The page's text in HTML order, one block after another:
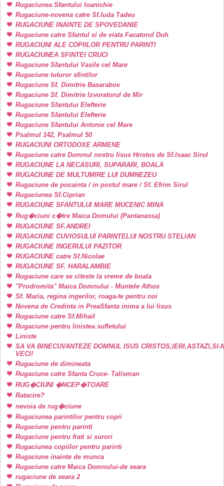
Rugaciunea Sfantului Ioanichie
Rugaciune-novena catre Sf.Iuda Tadeu
RUGACIUNE INAINTE DE SPOVEDANIE
Rugaciune catre Sfantul si de viata Facatorul Duh
RUGACIUNI ALE COPIILOR PENTRU PARINTI
RUGACIUNEA SFINTEI CRUCI
Rugaciune Sfantului Vasile cel Mare
Rugaciune tuturor sfintilor
Rugaciune Sf. Dimitrie Basarabov
Rugaciune Sf. Dimitrie Izvoratorul de Mir
Rugaciune Sfantului Elefterie
Rugaciune Sfantului Elefterie
Rugaciune Sfantului Antonie cel Mare
Psalmul 142, Psalmul 50
RUGACIUNI ORTODOXE ARMENE
Rugaciune catre Domnul nostru Iisus Hristos de Sf.Isaac Sirul
RUGACIUNE LA NECASURI, SUPARARI, BOALA
RUGACIUNE DE MULTUMIRE LUI DUMNEZEU
Rugaciune de pocainta / in postul mare / Sf. Efrim Sirul
Rugaciunea Sf.Ciprian
RUGACIUNE SFANTULUI MARE MUCENIC MINA
Rug�ciuni c�tre Maica Domului (Pantanassa)
RUGACIUNE SF.ANDREI
RUGACIUNE CUVIOSULUI PARINTELUI NOSTRU STELIAN
RUGACIUNE INGERULUI PAZITOR
RUGACIUNE catre Sf.Nicolae
RUGACIUNE SF. HARALAMBIE
Rugaciune care se citeste la vreme de boala
"Prodromita" Maica Domnului - Muntele Athos
Sf. Maria, regina ingerilor, roaga-te pentru noi
Novena de Credinta in PreaSfanta inima a lui Iisus
Rugaciune catre Sf.Mihail
Rugaciune pentru linistea sufletului
Liniste
SA VA BINECUVANTEZE DOMNUL ISUS CRISTOS,IERI,ASTAZI,SI-
VECI!
Rugaciune de dimineata
Rugaciune catre Sfanta Cruce- Talisman
RUG�CIUNI �NCEP�TOARE
Ratacire?
nevoia de rug�ciune
Rugaciunea parintilor pentru copii
Rugaciune pentru parinti
Rugaciune pentru frati si surori
Rugaciunea copiilor pentru parinti
Rugaciune inainte de munca
Rugaciune catre Maica Domnului-de seara
rugaciune de seara 2